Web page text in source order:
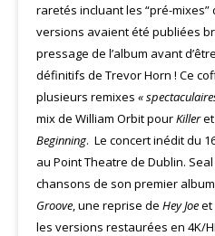
raretés incluant les “pré-mixes”
versions avaient été publiées
pressage de l’album avant
définitifs de Trevor Horn ! Ce
plusieurs remixes «
mix de William Orbit pourKilleret
Beginning. Le concert inédit du
au Point Theatre de Dublin.
chansons de son premier
Groove, une reprise de Hey Joeet
les versions restaurées en 4K/